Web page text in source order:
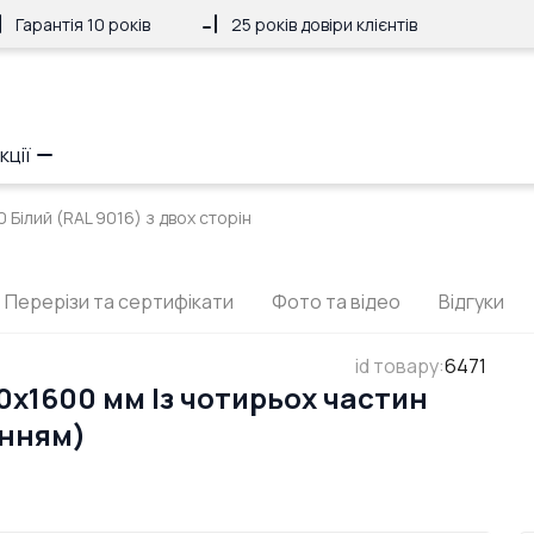
Гарантія 10 років 25 років довіри клієнтів
(RAL 9016) з двох сторін
Перерізи та сертифікати Фото та відео Відгуки
id товару:6471
мм Із чотирьох частин